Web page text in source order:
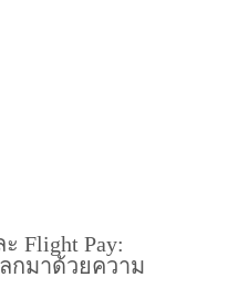
Flight Pay:
กมาด้วยความ